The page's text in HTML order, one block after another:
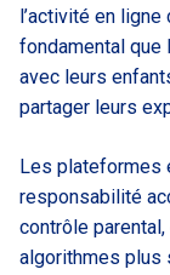
l’activité en
fondamental que
avec leurs
partager leurs
Les plateformes
responsabilité
contrôle
algorithmes plus